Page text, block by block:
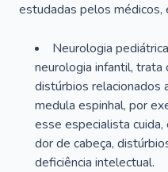
estudadas pelos médicos,
Neurologia
neurologia infantil, trata
distúrbios relacionados
medula espinhal, por
esse especialista
dor de cabeça,
deficiência intelectual.